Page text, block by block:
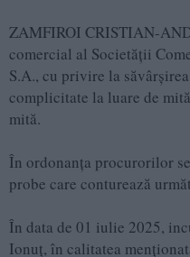
ZAMFIROI CRISTIAN-
comercial al Societății
S.A., cu privire la
complicitate la luare de
mită.
În ordonanța procurorilor
probe care conturează
În data de 01 iulie 2025,
Ionuţ, în calitatea